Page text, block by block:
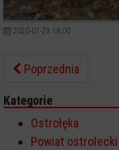
2020-01-23 18:00
Poprzednia
Kategorie
Ostrołęka
Powiat ostrołecki